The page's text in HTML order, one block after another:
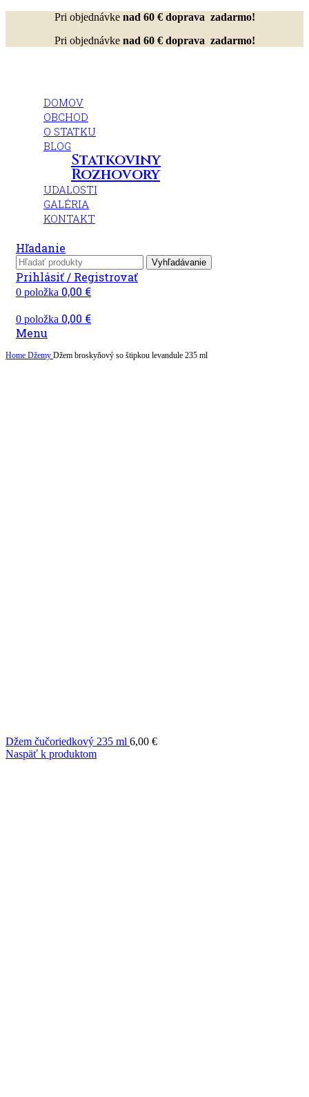
Pri objednávke nad 60 € doprava zadarmo!
Pri objednávke nad 60 € doprava zadarmo!
DOMOV
OBCHOD
O STATKU
BLOG
Statkoviny
Rozhovory
UDALOSTI
GALÉRIA
KONTAKT
Hľadanie
Vyhľadávanie
Prihlásiť / Registrovať
0 položka 0,00 €
0 položka 0,00 €
Menu
Home Džemy Džem broskyňový so štipkou levandule 235 ml
Džem čučoriedkový 235 ml 6,00 €
Naspäť k produktom